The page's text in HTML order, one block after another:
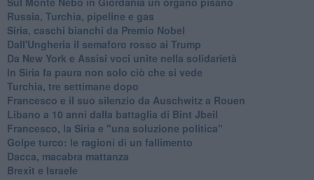
Russia, Turchia, pipeline e gas
Siria, caschi bianchi da Premio Nobel
Dall'Ungheria il semaforo rosso ai Trump
Da New York e Assisi voci unite nella solidarietà
In Siria fa paura non solo ciò che si vede
Turchia, tre settimane dopo
Francesco e il suo silenzio da Auschwitz a Rouen
Libano a 10 anni dalla battaglia di Bint Jbeil
Francesco, la Siria e "una soluzione politica"
Golpe turco: le ragioni di un fallimento
Dacca, macabra mattanza
Brexit e Israele